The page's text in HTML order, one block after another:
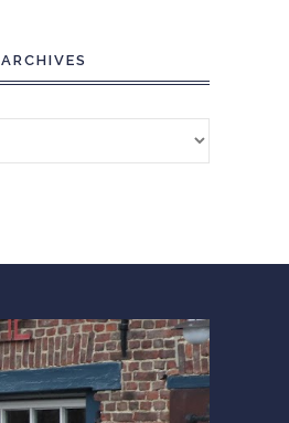
ARCHIVES